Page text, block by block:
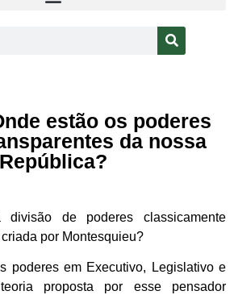
estão os poderes
da nossa
República?
de poderes classicamente
por Montesquieu?
poderes em Executivo, Legislativo e
proposta por esse pensador